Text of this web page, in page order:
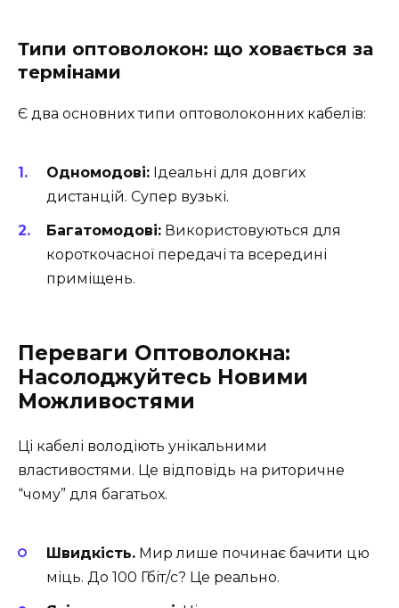
Типи оптоволокон: що ховається за
термінами
Є два основних типи оптоволоконних кабелів:
Одномодові: Ідеальні для довгих
дистанцій. Супер вузькі.
Багатомодові: Використовуються для
короткочасної передачі та всередині
приміщень.
Переваги Оптоволокна:
Насолоджуйтесь Новими
Можливостями
Ці кабелі володіють унікальними
властивостями. Це відповідь на риторичне
“чому” для багатьох.
Швидкість. Мир лише починає бачити цю
міць. До 100 Гбіт/с? Це реально.